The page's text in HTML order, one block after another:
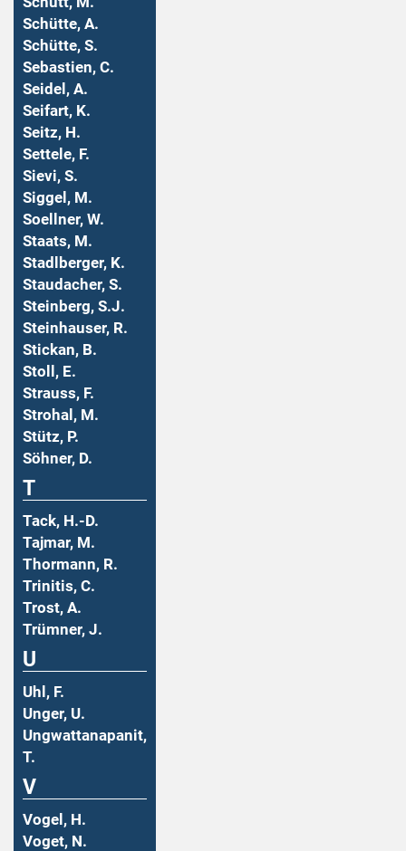
Schütte, A.
Schütte, S.
Sebastien, C.
Seidel, A.
Seifart, K.
Seitz, H.
Settele, F.
Sievi, S.
Siggel, M.
Soellner, W.
Staats, M.
Stadlberger, K.
Staudacher, S.
Steinberg, S.J.
Steinhauser, R.
Stickan, B.
Stoll, E.
Strauss, F.
Strohal, M.
Stütz, P.
Söhner, D.
T
Tack, H.-D.
Tajmar, M.
Thormann, R.
Trinitis, C.
Trost, A.
Trümner, J.
U
Uhl, F.
Unger, U.
Ungwattanapanit,
T.
V
Vogel, H.
Voget, N.